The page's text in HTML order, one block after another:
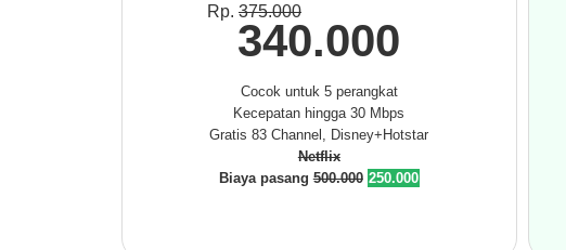
Rp. 375.000
340.000
Cocok untuk 5 perangkat
Kecepatan hingga 30 Mbps
Gratis 83 Channel, Disney+Hotstar
Netflix
Biaya pasang500.000 250.000